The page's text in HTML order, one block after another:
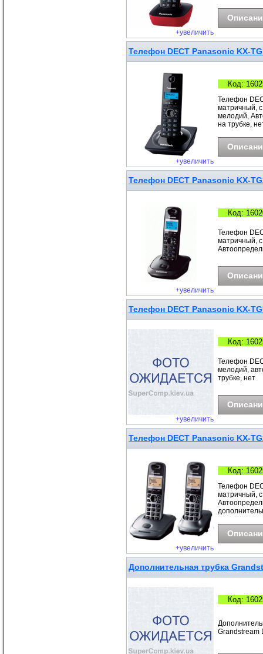
+увеличить
Телефон DECT Panasonic KX-
+увеличить
Код:
Телефон
матричный,
мелодий,
на трубке,
Телефон DECT Panasonic KX-
+увеличить
Код:
Телефон
матричный,
Телефон DECT Panasonic KX-
+увеличить
Код:
Телефон
мелодий,
трубке, нет
Телефон DECT Panasonic KX-
+увеличить
Код:
Телефон
матричный,
Дополнительная трубка
Код:
Grandstream